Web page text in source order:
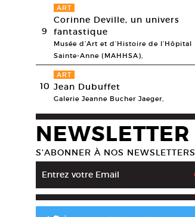
9
ART
Corinne Deville, un univers
fantastique
Musée d’Art et d’Histoire de l’Hôpital
Sainte-Anne (MAHHSA),
10
ART
Jean Dubuffet
Galerie Jeanne Bucher Jaeger,
NEWSLETTER
S’ABONNER À NOS NEWSLETTERS